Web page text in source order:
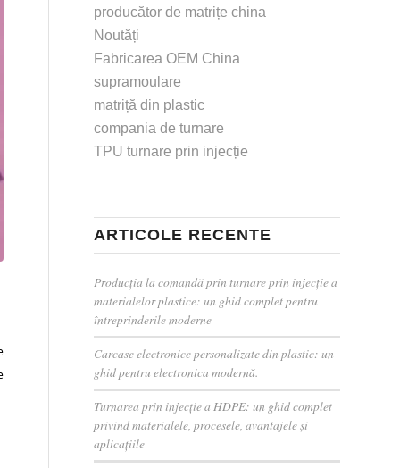
producător de matrițe china
Noutăți
Fabricarea OEM China
supramoulare
matriță din plastic
compania de turnare
TPU turnare prin injecție
ARTICOLE RECENTE
Producția la comandă prin turnare prin injecție a
materialelor plastice: un ghid complet pentru
întreprinderile moderne
Carcase electronice personalizate din plastic: un
ghid pentru electronica modernă.
Turnarea prin injecție a HDPE: un ghid complet
privind materialele, procesele, avantajele și
aplicațiile